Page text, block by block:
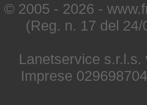
© 2005 - 2026 -
(Reg. n. 17 del
Lanetservice s.r.l.s.
Imprese